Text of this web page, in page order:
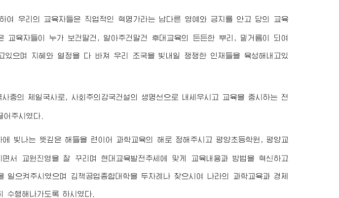
여 우리의 교육자들은 직업적인 혁명가라는 남다른 영예와 긍지를 안고 당의 교육
교육자들이 누가 보건말건, 알아주건말건 후대교육의 든든한 뿌리, 밑거름이 되여
있으며 지혜와 열정을 다 바쳐 우리 조국을 빛내일 쟁쟁한 인재들을 육성해내고있
중의 제일국사로, 사회주의강국건설의 생명선으로 내세우시고 교육을 중시하는 전
주시였다.
에 빛나는 뜻깊은 해들을 련이어 과학교육의 해로 정해주시고 평양초등학원, 평양교
서 교원진영을 잘 꾸리며 현대교육발전추세에 맞게 교육내용과 방법을 혁신하고
일으켜주시였으며 김책공업 종합대학을 두차례나 찾으시여 나라의 과학교육과 경제
수행해나가도록 하시였다.